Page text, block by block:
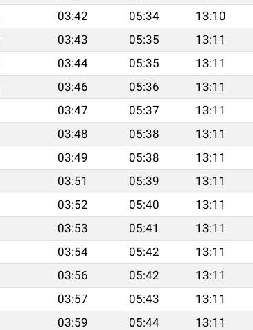
03:42 05:34 13:10
03:43 05:35 13:11
03:44 05:35 13:11
03:46 05:36 13:11
03:47 05:37 13:11
03:48 05:38 13:11
03:49 05:38 13:11
03:51 05:39 13:11
03:52 05:40 13:11
03:53 05:41 13:11
03:54 05:42 13:11
03:56 05:42 13:11
03:57 05:43 13:11
03:59 05:44 13:11